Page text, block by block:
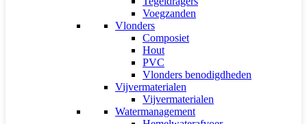
Voegzanden
Vlonders
Composiet
Hout
PVC
Vlonders benodigdheden
Vijvermaterialen
Vijvermaterialen
Watermanagement